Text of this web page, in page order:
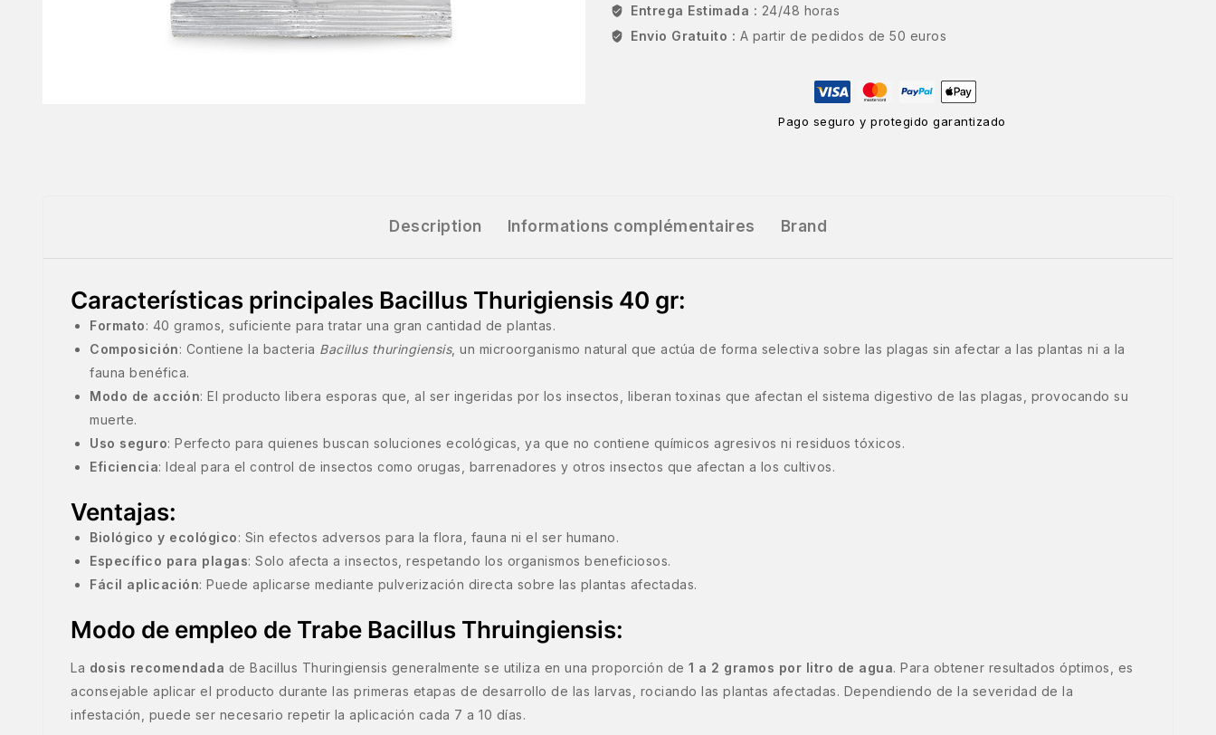
Entrega Estimada : 24/48 horas
Envio Gratuito : A partir de pedidos de 50 euros
Pago seguro y protegido garantizado
Description Informations complémentaires Brand
Características principales Bacillus Thurigiensis 40 gr:
Formato: 40 gramos, suficiente para tratar una gran cantidad de plantas.
Composición: Contiene la bacteria Bacillus thuringiensis, un microorganismo natural que actúa de forma selectiva sobre las plagas sin afectar a las plantas ni a la
fauna benéfica.
Modo de acción: El producto libera esporas que, al ser ingeridas por los insectos, liberan toxinas que afectan el sistema digestivo de las plagas, provocando su
muerte.
Uso seguro: Perfecto para quienes buscan soluciones ecológicas, ya que no contiene químicos agresivos ni residuos tóxicos.
Eficiencia: Ideal para el control de insectos como orugas, barrenadores y otros insectos que afectan a los cultivos.
Ventajas:
Biológico y ecológico: Sin efectos adversos para la flora, fauna ni el ser humano.
Específico para plagas: Solo afecta a insectos, respetando los organismos beneficiosos.
Fácil aplicación: Puede aplicarse mediante pulverización directa sobre las plantas afectadas.
Modo de empleo de Trabe Bacillus Thruingiensis:
La dosis recomendada de Bacillus Thuringiensis generalmente se utiliza en una proporción de 1 a 2 gramos por litro de agua. Para obtener resultados óptimos, es
aconsejable aplicar el producto durante las primeras etapas de desarrollo de las larvas, rociando las plantas afectadas. Dependiendo de la severidad de la
infestación, puede ser necesario repetir la aplicación cada 7 a 10 días.